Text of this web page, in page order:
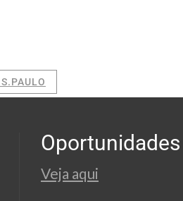
Oportunidades
Veja aqui